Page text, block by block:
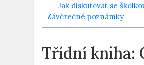
Jak diskutovat ⁢se⁣
Závěrečné ⁣poznámky
Třídní‌ kniha: